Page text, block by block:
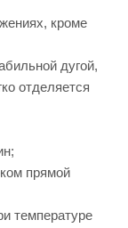
кроме
дугой,
отделяется
прямой
температуре